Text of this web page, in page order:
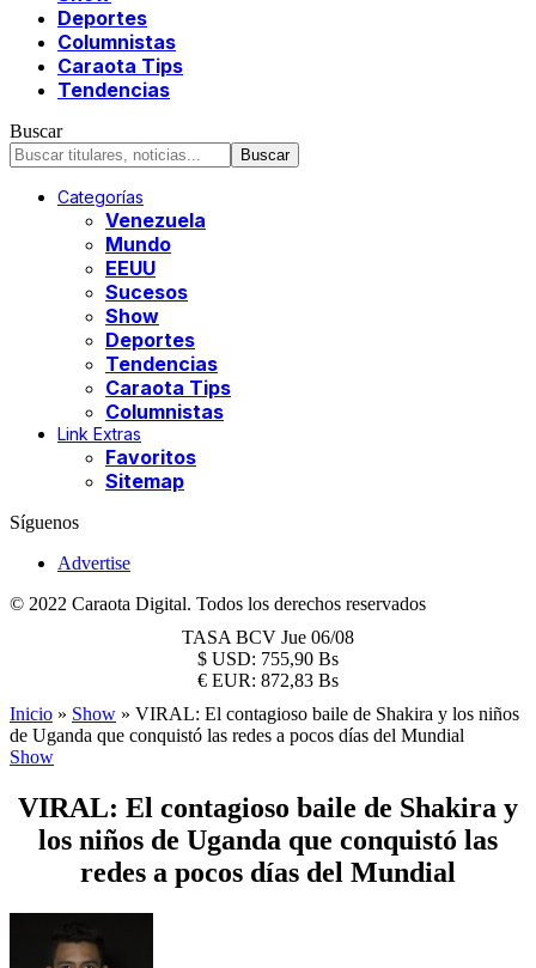
Deportes
Columnistas
Caraota Tips
Tendencias
Buscar
Categorías
Venezuela
Mundo
EEUU
Sucesos
Show
Deportes
Tendencias
Caraota Tips
Columnistas
Link Extras
Favoritos
Sitemap
Síguenos
Advertise
© 2022 Caraota Digital. Todos los derechos reservados
TASA BCV Jue 06/08
$ USD: 755,90 Bs
€ EUR: 872,83 Bs
Inicio » Show » VIRAL: El contagioso baile de Shakira y los niños
de Uganda que conquistó las redes a pocos días del Mundial
Show
VIRAL: El contagioso baile de Shakira y
los niños de Uganda que conquistó las
redes a pocos días del Mundial